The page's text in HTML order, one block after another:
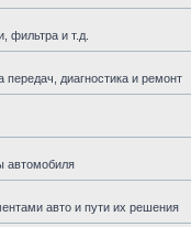
фильтра и т.д.
передач, диагностика и ремонт
автомобиля
авто и пути их решения